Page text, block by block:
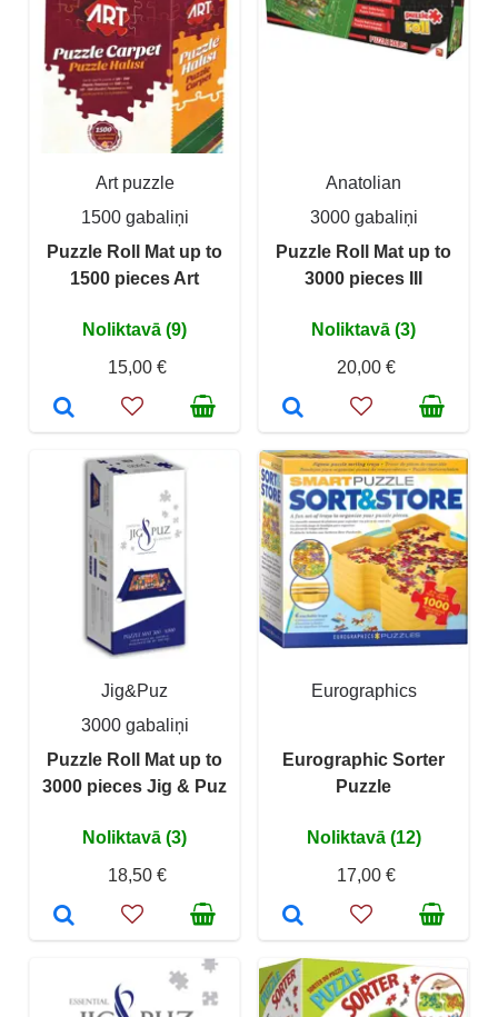
Art puzzle
1500 gabaliņi
Puzzle Roll Mat up to
1500 pieces Art
Noliktavā (9)
15,00 €
Anatolian
3000 gabaliņi
Puzzle Roll Mat up to
3000 pieces III
Noliktavā (3)
20,00 €
Jig&Puz
3000 gabaliņi
Puzzle Roll Mat up to
3000 pieces Jig & Puz
Noliktavā (3)
18,50 €
Eurographics
Eurographic Sorter
Puzzle
Noliktavā (12)
17,00 €